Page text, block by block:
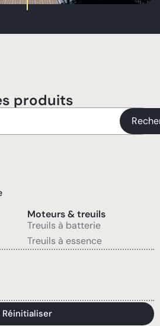
produits
Moteurs & treuils
Treuils à batterie
Treuils à essence
Réinitialiser